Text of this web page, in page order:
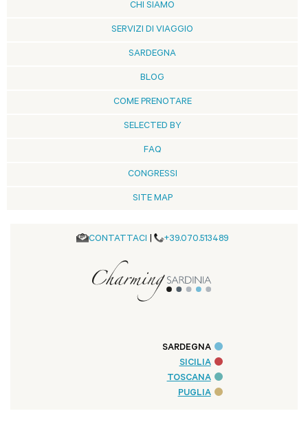
CHI SIAMO
SERVIZI DI VIAGGIO
SARDEGNA
BLOG
COME PRENOTARE
SELECTED BY
FAQ
CONGRESSI
SITE MAP
CONTATTACI | +39.070.513489
SARDEGNA
SICILIA
TOSCANA
PUGLIA